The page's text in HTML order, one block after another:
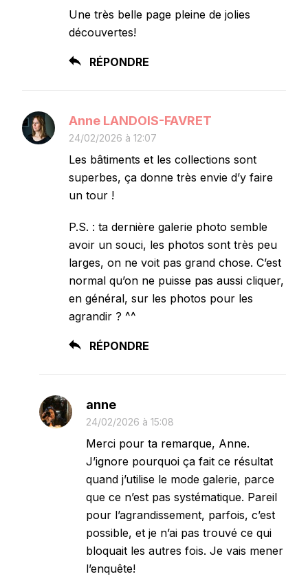
Une très belle page pleine de jolies
découvertes!
RÉPONDRE
Anne LANDOIS-FAVRET
24/02/2026 à 12:07
Les bâtiments et les collections sont
superbes, ça donne très envie d’y faire
un tour !
P.S. : ta dernière galerie photo semble
avoir un souci, les photos sont très peu
larges, on ne voit pas grand chose. C’est
normal qu’on ne puisse pas aussi cliquer,
en général, sur les photos pour les
agrandir ? ^^
RÉPONDRE
anne
24/02/2026 à 15:08
Merci pour ta remarque, Anne.
J’ignore pourquoi ça fait ce résultat
quand j’utilise le mode galerie, parce
que ce n’est pas systématique. Pareil
pour l’agrandissement, parfois, c’est
possible, et je n’ai pas trouvé ce qui
bloquait les autres fois. Je vais mener
l’enquête!